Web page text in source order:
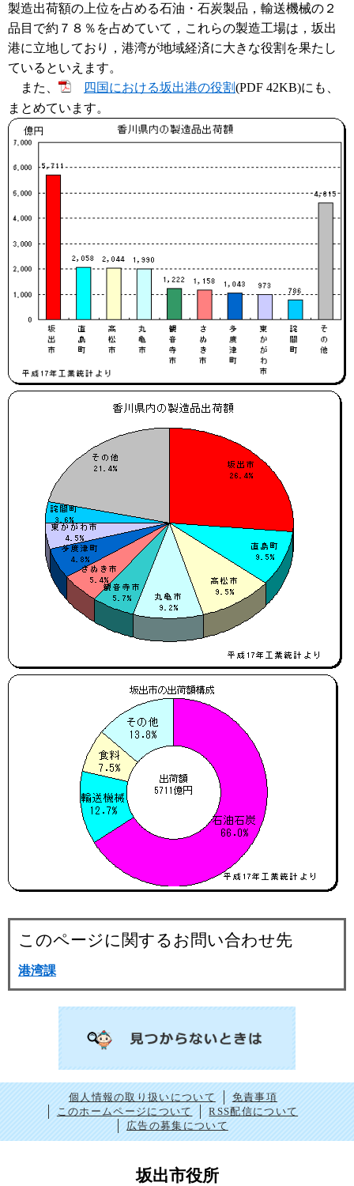
製造出荷額の上位を占める石油・石炭製品，輸送機械の２
品目で約７８％を占めていて，これらの製造工場は，坂出
港に立地しており，港湾が地域経済に大きな役割を果たし
ているといえます。
また、
四国における坂出港の役割(PDF 42KB)にも、
まとめています。
このページに関するお問い合わせ先
港湾課
個人情報の取り扱いについて
免責事項
このホームページについて
RSS配信について
広告の募集について
坂出市役所